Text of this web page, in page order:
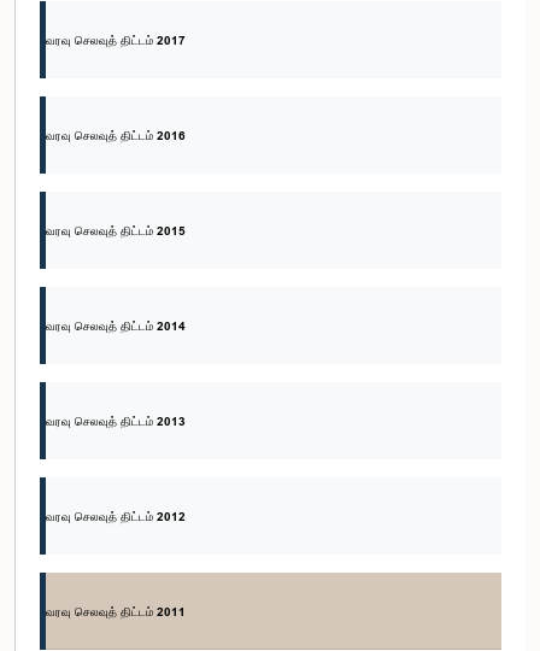
வரவு செலவுத் திட்டம் 2017
வரவு செலவுத் திட்டம் 2016
வரவு செலவுத் திட்டம் 2015
வரவு செலவுத் திட்டம் 2014
வரவு செலவுத் திட்டம் 2013
வரவு செலவுத் திட்டம் 2012
வரவு செலவுத் திட்டம் 2011